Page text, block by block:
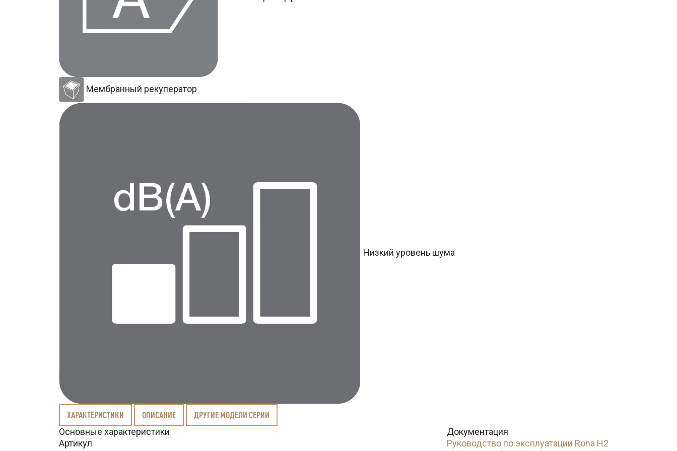
Мембранный рекуператор
Низкий уровень шума
ХАРАКТЕРИСТИКИ ОПИСАНИЕ ДРУГИЕ МОДЕЛИ СЕРИИ
Основные характеристики
Артикул
Документация
Руководство по эксплуатации Rona H2